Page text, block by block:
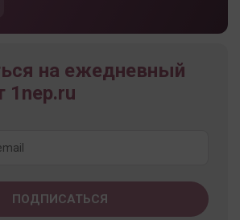
на ежедневный
1nep.ru